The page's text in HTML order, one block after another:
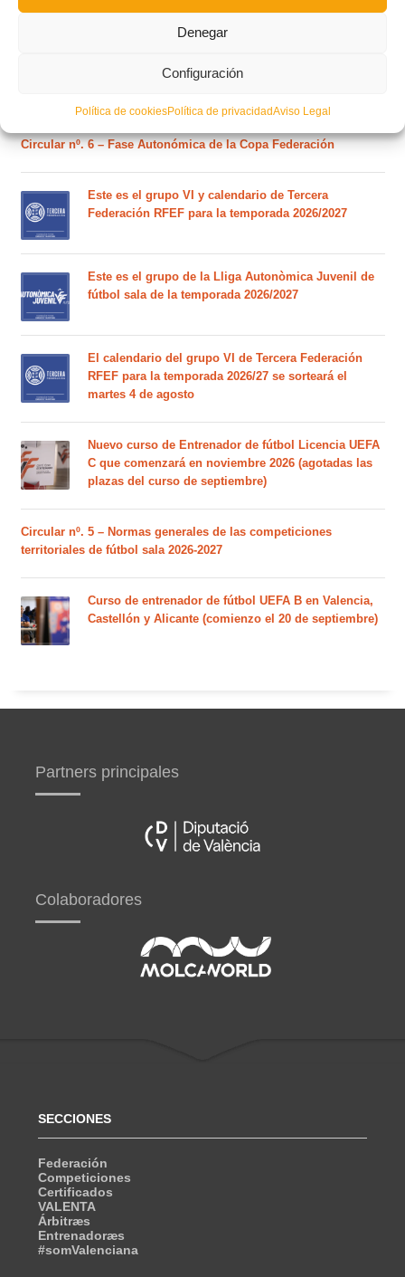
Denegar
Configuración
Política de cookiesPolítica de privacidadAviso Legal
Estos son los dos grupos y calendarios de Lliga
Comunitat para la temporada 2026/2027
Circular nº. 6 – Fase Autonómica de la Copa Federación
Este es el grupo VI y calendario de Tercera
Federación RFEF para la temporada 2026/2027
Este es el grupo de la Lliga Autonòmica Juvenil de
fútbol sala de la temporada 2026/2027
El calendario del grupo VI de Tercera Federación
RFEF para la temporada 2026/27 se sorteará el
martes 4 de agosto
Nuevo curso de Entrenador de fútbol Licencia UEFA
C que comenzará en noviembre 2026 (agotadas las
plazas del curso de septiembre)
Circular nº. 5 – Normas generales de las competiciones
territoriales de fútbol sala 2026-2027
Curso de entrenador de fútbol UEFA B en Valencia,
Castellón y Alicante (comienzo el 20 de septiembre)
Partners principales
Colaboradores
SECCIONES
Federación
Competiciones
Certificados
VALENTA
Árbitræs
Entrenadoræs
#somValenciana